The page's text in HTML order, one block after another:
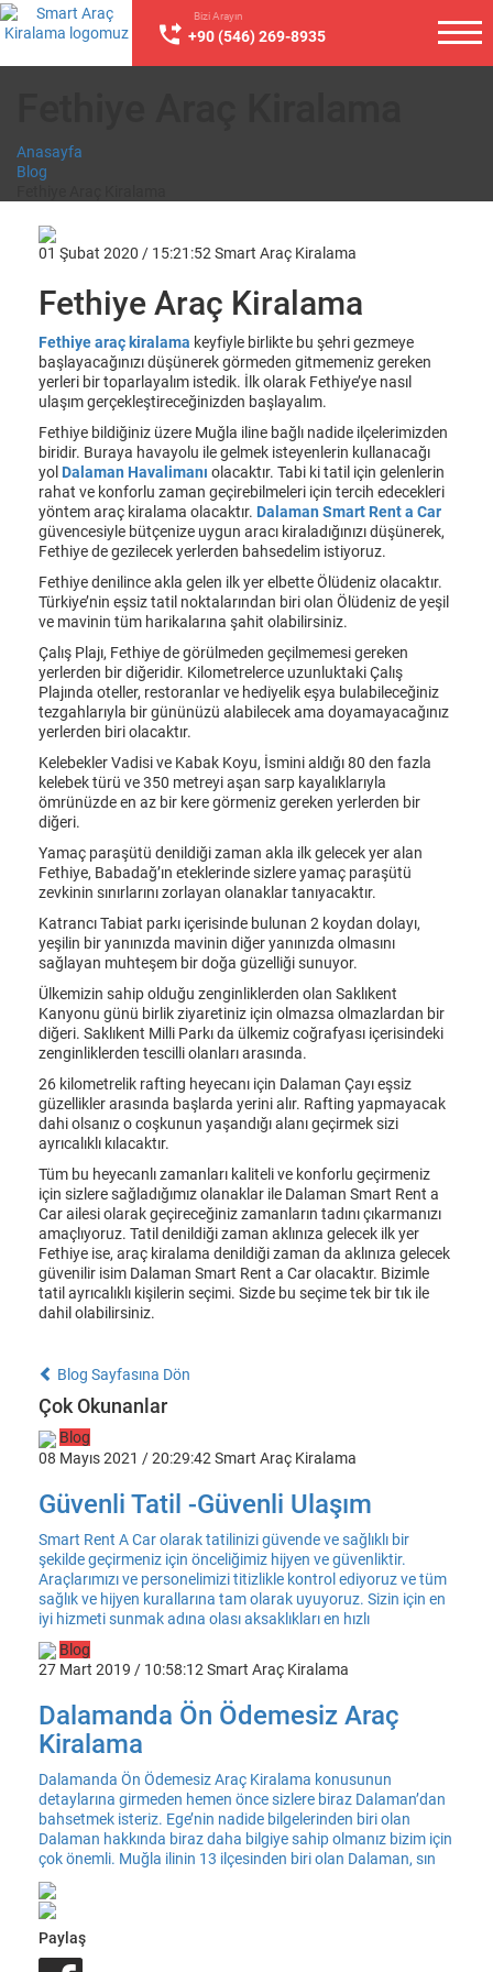
Bizi Arayın
+90 (546) 269-8935
Anasayfa
Blog
01 Şubat 2020 / 15:21:52Smart Araç Kiralama
Fethiye Araç Kiralama
Fethiye araç kiralama keyfiyle birlikte bu şehri gezmeye
başlayacağınızı düşünerek görmeden gitmemeniz gereken
yerleri bir toparlayalım istedik. İlk olarak Fethiye’ye nasıl
ulaşım gerçekleştireceğinizden başlayalım.
Fethiye bildiğiniz üzere Muğla iline bağlı nadide ilçelerimizden
biridir. Buraya havayolu ile gelmek isteyenlerin kullanacağı
yol Dalaman Havalimanı olacaktır. Tabi ki tatil için gelenlerin
rahat ve konforlu zaman geçirebilmeleri için tercih edecekleri
yöntem araç kiralama olacaktır. Dalaman Smart Rent a Car
güvencesiyle bütçenize uygun aracı kiraladığınızı düşünerek,
Fethiye de gezilecek yerlerden bahsedelim istiyoruz.
Fethiye denilince akla gelen ilk yer elbette Ölüdeniz olacaktır.
Türkiye’nin eşsiz tatil noktalarından biri olan Ölüdeniz de yeşil
ve mavinin tüm harikalarına şahit olabilirsiniz.
Çalış Plajı, Fethiye de görülmeden geçilmemesi gereken
yerlerden bir diğeridir. Kilometrelerce uzunluktaki Çalış
Plajında oteller, restoranlar ve hediyelik eşya bulabileceğiniz
tezgahlarıyla bir gününüzü alabilecek ama doyamayacağınız
yerlerden biri olacaktır.
Kelebekler Vadisi ve Kabak Koyu, İsmini aldığı 80 den fazla
kelebek türü ve 350 metreyi aşan sarp kayalıklarıyla
ömrünüzde en az bir kere görmeniz gereken yerlerden bir
diğeri.
Yamaç paraşütü denildiği zaman akla ilk gelecek yer alan
Fethiye, Babadağ’ın eteklerinde sizlere yamaç paraşütü
zevkinin sınırlarını zorlayan olanaklar tanıyacaktır.
Katrancı Tabiat parkı içerisinde bulunan 2 koydan dolayı,
yeşilin bir yanınızda mavinin diğer yanınızda olmasını
sağlayan muhteşem bir doğa güzelliği sunuyor.
Ülkemizin sahip olduğu zenginliklerden olan Saklıkent
Kanyonu günü birlik ziyaretiniz için olmazsa olmazlardan bir
diğeri. Saklıkent Milli Parkı da ülkemiz coğrafyası içerisindeki
zenginliklerden tescilli olanları arasında.
26 kilometrelik rafting heyecanı için Dalaman Çayı eşsiz
güzellikler arasında başlarda yerini alır. Rafting yapmayacak
dahi olsanız o coşkunun yaşandığı alanı geçirmek sizi
ayrıcalıklı kılacaktır.
Tüm bu heyecanlı zamanları kaliteli ve konforlu geçirmeniz
için sizlere sağladığımız olanaklar ile Dalaman Smart Rent a
Car ailesi olarak geçireceğiniz zamanların tadını çıkarmanızı
amaçlıyoruz. Tatil denildiği zaman aklınıza gelecek ilk yer
Fethiye ise, araç kiralama denildiği zaman da aklınıza gelecek
güvenilir isim Dalaman Smart Rent a Car olacaktır. Bizimle
tatil ayrıcalıklı kişilerin seçimi. Sizde bu seçime tek bir tık ile
dahil olabilirsiniz.
Blog Sayfasına Dön
Çok Okunanlar
Blog
08 Mayıs 2021 / 20:29:42 Smart Araç Kiralama
Güvenli Tatil -Güvenli Ulaşım
Smart Rent A Car olarak tatilinizi güvende ve sağlıklı bir
şekilde geçirmeniz için önceliğimiz hijyen ve güvenliktir.
Araçlarımızı ve personelimizi titizlikle kontrol ediyoruz ve tüm
sağlık ve hijyen kurallarına tam olarak uyuyoruz. Sizin için en
iyi hizmeti sunmak adına olası aksaklıkları en hızlı
Blog
27 Mart 2019 / 10:58:12 Smart Araç Kiralama
Dalamanda Ön Ödemesiz Araç
Kiralama
Dalamanda Ön Ödemesiz Araç Kiralama konusunun
detaylarına girmeden hemen önce sizlere biraz Dalaman’dan
bahsetmek isteriz. Ege’nin nadide bilgelerinden biri olan
Dalaman hakkında biraz daha bilgiye sahip olmanız bizim için
çok önemli. Muğla ilinin 13 ilçesinden biri olan Dalaman, sın
Paylaş